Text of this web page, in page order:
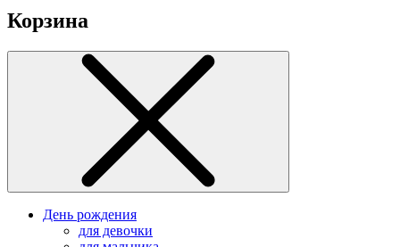
Корзина
День рождения
для девочки